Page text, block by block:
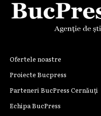
Ofertele noastre
Proiecte Bucpress
Parteneri BucPress Cernăuți
Echipa BucPress